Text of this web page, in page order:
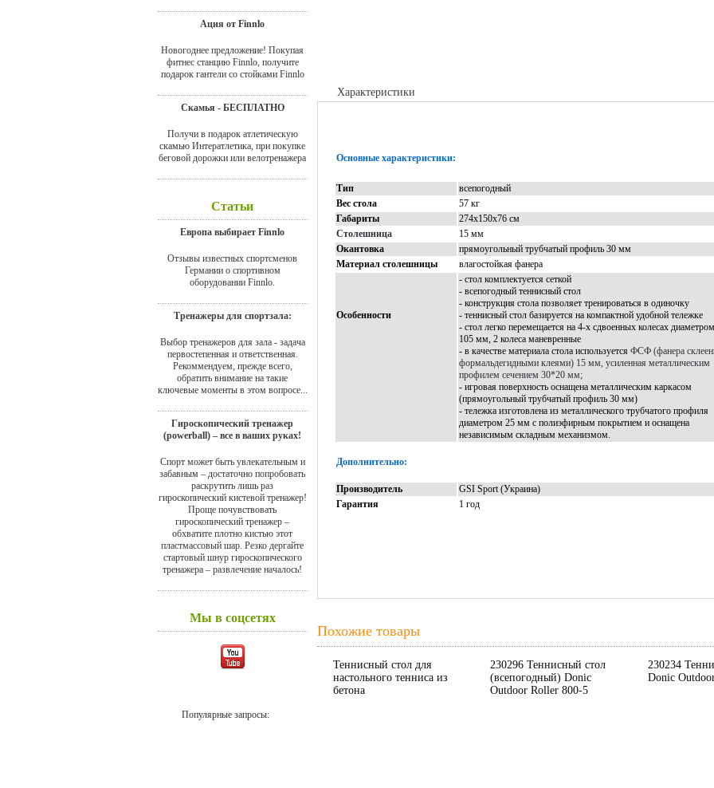
Ация от Finnlo
Новогоднее предложение! Покупая
фитнес станцию Finnlo, получите
подарок гантели со стойками Finnlo
Скамья - БЕСПЛАТНО
Получи в подарок атлетическую
скамью Интератлетика, при покупке
беговой дорожки или велотренажера
Статьи
Европа выбирает Finnlo
Отзывы известных спортсменов
Германии о спортивном
оборудовании Finnlo.
Тренажеры для спортзала:
Выбор тренажеров для зала - задача
первостепенная и ответственная.
Рекоммендуем, прежде всего,
обратить внимание на такие
ключевые моменты в этом вопросе...
Гироскопический тренажер
(powerball) – все в ваших руках!
Спорт может быть увлекательным и
забавным – достаточно попробовать
раскрутить лишь раз
гироскопический кистевой тренажер!
Проще почувствовать
гироскопический тренажер –
обхватите плотно кистью этот
пластмассовый шар. Резко дергайте
стартовый шнур гироскопического
тренажера – развлечение началось!
Мы в соцсетях
Популярные запросы:
Характеристики
Основные характеристики:
Тип
всепогодный
Вес стола
57 кг
Габариты
274х150х76 см
Столешница
15 мм
Окантовка
прямоугольный трубчатый профиль 30 мм
Материал столешницы
влагостойкая фанера
Особенности
- стол комплектуется сеткой
- всепогодный теннисный стол
- конструкция стола позволяет тренироваться в одиночку
- теннисный стол базируется на компактной удобной тележке
- стол легко перемещается на 4-х сдвоенных колесах диаметром
105 мм, 2 колеса маневренные
- в качестве материала стола используется ФСФ (фанера
формальдегидными клеями) 15 мм, усиленная металлическим
профилем сечением 30*20 мм;
- игровая поверхность оснащена металлическим каркасом
(прямоугольный трубчатый профиль 30 мм)
- тележка изготовлена из металлического трубчатого профиля
диаметром 25 мм с полиэфирным покрытием и оснащена
независимым складным механизмом.
Дополнительно:
Производитель
GSI Sport (Украина)
Гарантия
1 год
Похожие товары
Теннисный стол для
настольного тенниса из
бетона
230296 Теннисный стол
(всепогодный) Donic
Outdoor Roller 800-5
230234
Donic